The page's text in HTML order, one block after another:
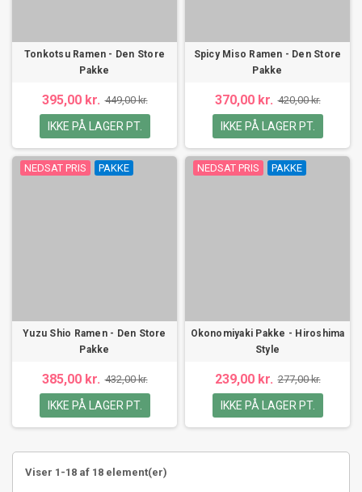
Tonkotsu Ramen - Den Store
Pakke
395,00 kr. 449,00 kr.
IKKE PÅ LAGER PT.
Spicy Miso Ramen - Den Store
Pakke
370,00 kr. 420,00 kr.
IKKE PÅ LAGER PT.
NEDSAT PRIS PAKKE
Yuzu Shio Ramen - Den Store
Pakke
385,00 kr. 432,00 kr.
IKKE PÅ LAGER PT.
NEDSAT PRIS PAKKE
Okonomiyaki Pakke - Hiroshima
Style
239,00 kr. 277,00 kr.
IKKE PÅ LAGER PT.
Viser 1-18 af 18 element(er)